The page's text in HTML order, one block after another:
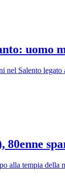
uomo
nel Salento
80enne
alla tempia della